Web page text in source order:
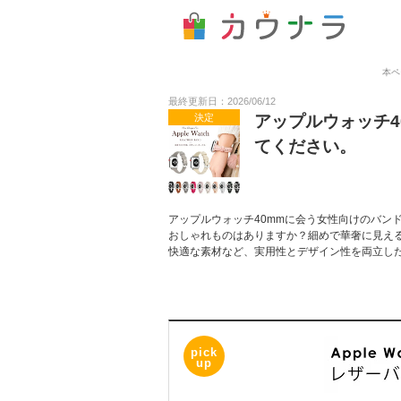
本
最終更新日：2026/06/12
決定
アップルウォッチ
てください。
アップルウォッチ40mmに会う女性向けのバン
おしゃれものはありますか？細めで華奢に見
快適な素材など、実用性とデザイン性を両立し
pick
up